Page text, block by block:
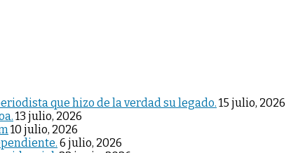
que hizo de la verdad su legado. 15 julio, 2026
13 julio, 2026
10 julio, 2026
6 julio, 2026